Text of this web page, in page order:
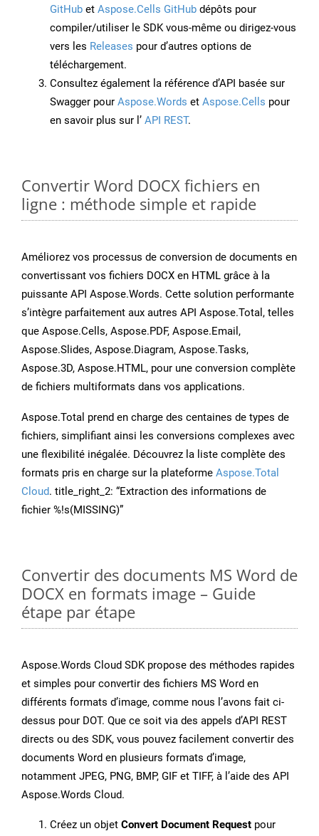
GitHub et Aspose.Cells GitHub dépôts pour
compiler/utiliser le SDK vous-même ou dirigez-vous
vers les Releases pour d’autres options de
téléchargement.
Consultez également la référence d’API basée sur
Swagger pour Aspose.Words et Aspose.Cells pour
en savoir plus sur l’ API REST.
Convertir Word DOCX fichiers en
ligne : méthode simple et rapide
Améliorez vos processus de conversion de documents en
convertissant vos fichiers DOCX en HTML grâce à la
puissante API Aspose.Words. Cette solution performante
s’intègre parfaitement aux autres API Aspose.Total, telles
que Aspose.Cells, Aspose.PDF, Aspose.Email,
Aspose.Slides, Aspose.Diagram, Aspose.Tasks,
Aspose.3D, Aspose.HTML, pour une conversion complète
de fichiers multiformats dans vos applications.
Aspose.Total prend en charge des centaines de types de
fichiers, simplifiant ainsi les conversions complexes avec
une flexibilité inégalée. Découvrez la liste complète des
formats pris en charge sur la plateforme Aspose.Total
Cloud. title_right_2: “Extraction des informations de
fichier %!s(MISSING)”
Convertir des documents MS Word de
DOCX en formats image – Guide
étape par étape
Aspose.Words Cloud SDK propose des méthodes rapides
et simples pour convertir des fichiers MS Word en
différents formats d’image, comme nous l’avons fait ci-
dessus pour DOT. Que ce soit via des appels d’API REST
directs ou des SDK, vous pouvez facilement convertir des
documents Word en plusieurs formats d’image,
notamment JPEG, PNG, BMP, GIF et TIFF, à l’aide des API
Aspose.Words Cloud.
Créez un objet Convert Document Request pour